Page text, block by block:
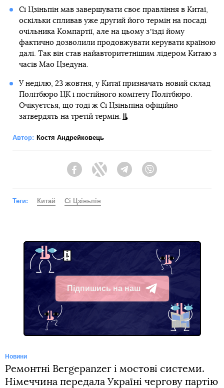
Сі Цзіньпін мав завершувати своє правління в Китаї,
оскільки спливав уже другий його термін на посаді
очільника Компартії, але на цьому зʼїзді йому
фактично дозволили продовжувати керувати країною
далі. Так він став найавторитетнішим лідером Китаю з
часів Мао Цзедуна.
У неділю, 23 жовтня, у Китаї призначать новий склад
Політбюро ЦК і постійного комітету Політбюро.
Очікуєтсья, що тоді ж Сі Цзіньпіна офіційно
затвердять на третій термін.
Автор: Костя Андрейковець
FacebookTwitter Telegram
Теги: Китай Сі Цзіньпін
Підпишись на наш
Telegram
Новини
Ремонтні Bergepanzer і мостові системи.
Німеччина передала Україні чергову партію